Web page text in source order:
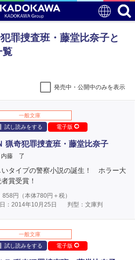
捜査班・藤堂比奈子と
覧
発売中・公開中のみを表示
一般文庫
試し読みをする
電子版
猟奇犯罪捜査班・藤堂比奈子
内藤 了
いタイプの警察小説の誕生！ ホラー大
賞受賞！
858 円（本体780円＋税）
：2014年10月25日
判型：文庫判
一般文庫
試し読みをする
電子版